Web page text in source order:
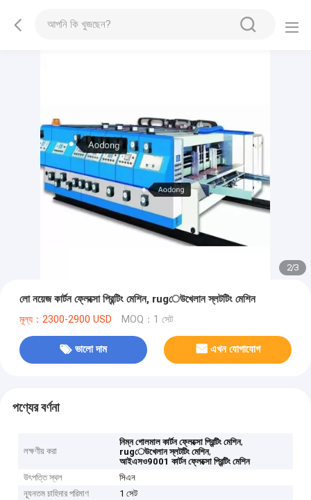
2/3
লো নয়েজ কার্টন ফ্লেক্সো প্রিন্টিং মেশিন, rugেউখেলান স্লটটিং মেশিন
মূল্য：2300-2900 USD MOQ：1 সেট
ভালো দাম এখন যোগাযোগ
পণ্যের বর্ণনা
লক্ষণীয় করা
নিম্ন গোলমাল কার্টন ফ্লেক্সো প্রিন্টিং মেশিন,
rugেউখেলান স্লটটিং মেশিন,
আইএসও9001 কার্টন ফ্লেক্সো প্রিন্টিং মেশিন
উৎপত্তি স্থল
সিএন
ন্যূনতম চাহিদার পরিমাণ
1 সেট